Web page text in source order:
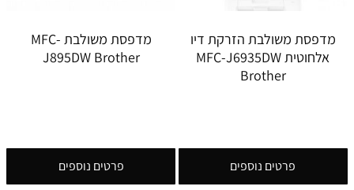
מדפסת משולבת הזרקת דיו
אלחוטית MFC-J6935DW
Brother
פרטים נוספים
מדפסת משולבת MFC-
J895DW Brother
פרטים נוספים